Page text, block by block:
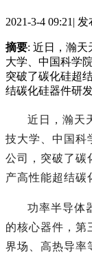
2021-3-4 09:21 | 发
摘要: 近日，瀚天
大学、中国科学
突破了碳化硅超
结碳化硅器件研
近日，瀚天
技大学、中国科
公司，突破了碳
产高性能超结碳
功率半导体
的核心器件，第
界场、高热导率